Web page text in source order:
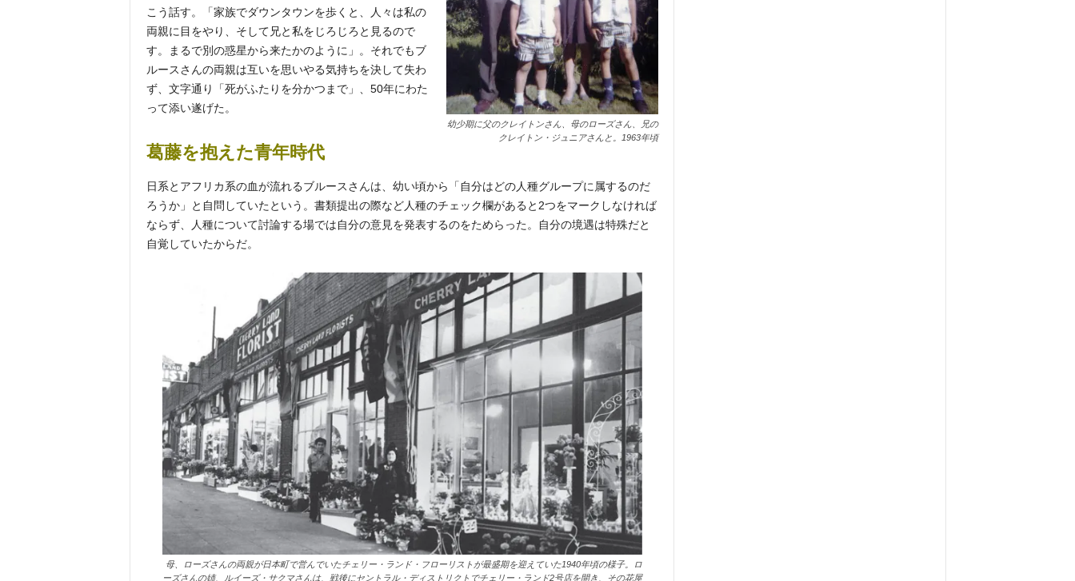
幼少期に父のクレイトンさん、母のローズさん、兄の
クレイトン・ジュニアさんと。1963年頃
こう話す。「家族でダウンタウンを歩くと、人々は私の
両親に目をやり、そして兄と私をじろじろと見るので
す。まるで別の惑星から来たかのように」。それでもブ
ルースさんの両親は互いを思いやる気持ちを決して失わ
ず、文字通り「死がふたりを分かつまで」、50年にわた
って添い遂げた。
葛藤を抱えた青年時代
日系とアフリカ系の血が流れるブルースさんは、幼い頃から「自分はどの人種グループに属するのだ
ろうか」と自問していたという。書類提出の際など人種のチェック欄があると2つをマークしなければ
ならず、人種について討論する場では自分の意見を発表するのをためらった。自分の境遇は特殊だと
自覚していたからだ。
母、ローズさんの両親が日本町で営んでいたチェリー・ランド・フローリストが最盛期を迎えていた1940年頃の様子。ロ
ーズさんの姉、ルイーズ・サクマさんは、戦後にセントラル・ディストリクトでチェリー・ランド2号店を開き、その花屋